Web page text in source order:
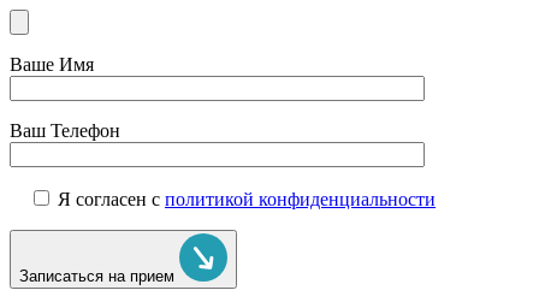
Ваше Имя
Ваш Телефон
Я согласен с политикой конфиденциальности
Записаться на прием